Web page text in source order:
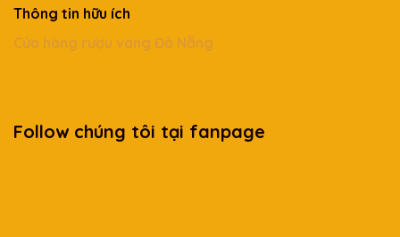
Thông tin hữu ích
Cửa hàng rượu vang Đà Nẵng
Follow chúng tôi tại fanpage